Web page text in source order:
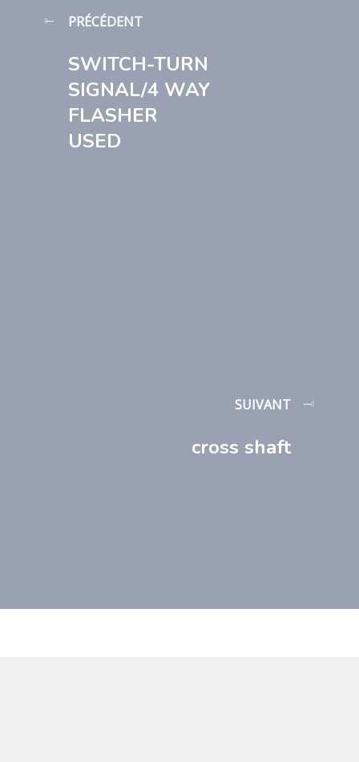
PRÉCÉDENT
SWITCH-TURN
SIGNAL/4 WAY
FLASHER
USED
SUIVANT
cross shaft